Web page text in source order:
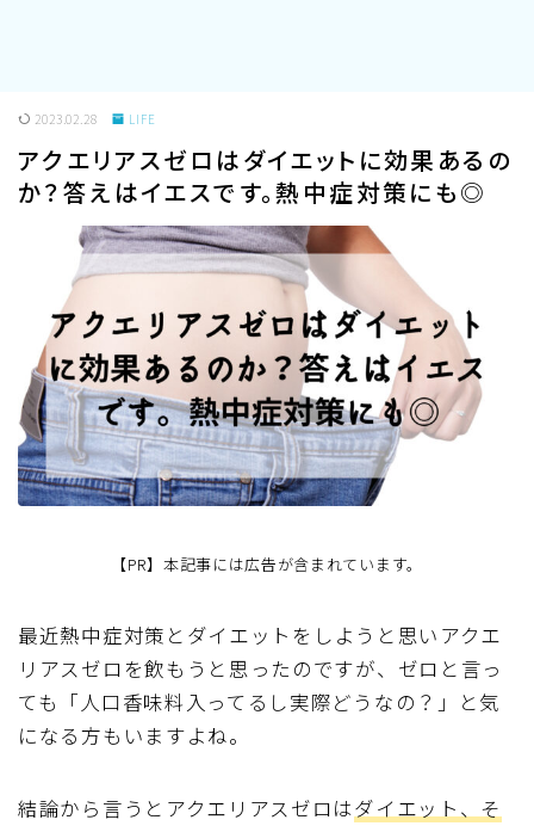
2023.02.28 LIFE
アクエリアスゼロはダイエットに効果あるの
か？答えはイエスです。熱中症対策にも◎
【PR】本記事には広告が含まれています。
最近熱中症対策とダイエットをしよう と思いアクエ
リアスゼロを飲もうと思ったのですが、ゼロと言っ
ても「人口香味料入ってるし実際どうなの？」と気
になる方もいますよね。
結論から言うとアクエリアスゼロはダイエット、そ